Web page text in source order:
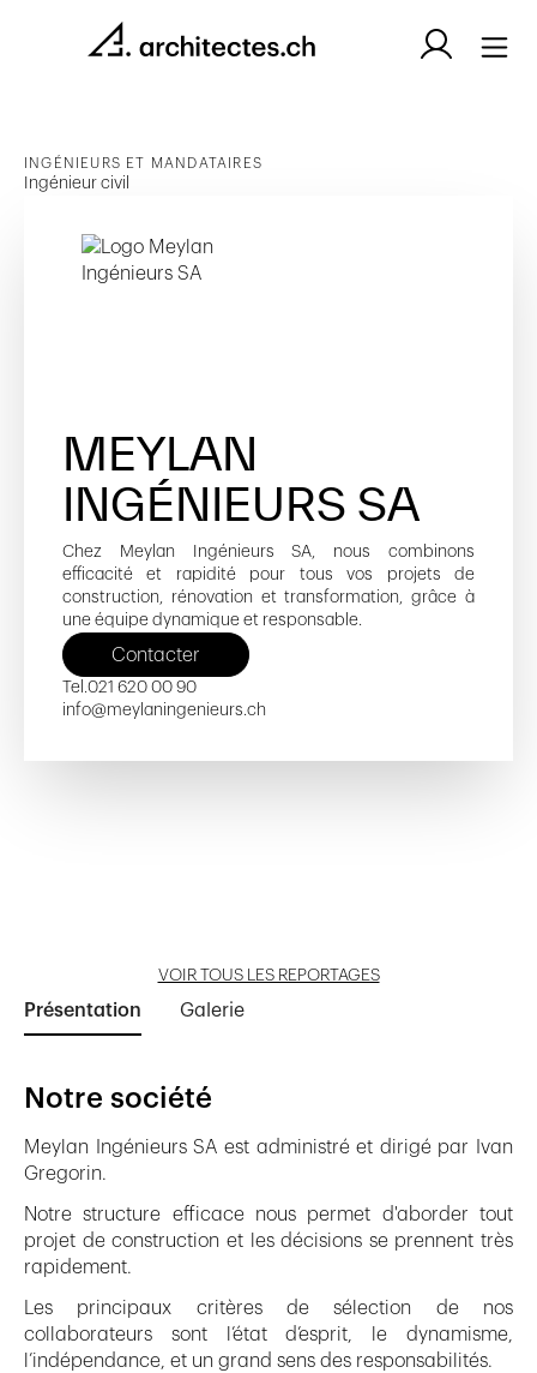
INGÉNIEURS ET MANDATAIRES
Ingénieur civil
MEYLAN
INGÉNIEURS SA
Chez Meylan Ingénieurs SA, nous combinons
efficacité et rapidité pour tous vos projets de
construction, rénovation et transformation, grâce à
une équipe dynamique et responsable.
Contacter
Tel.021 620 00 90
info@meylaningenieurs.ch
VOIR TOUS LES REPORTAGES
Présentation Galerie
Notre société
Meylan Ingénieurs SA est administré et dirigé par Ivan
Gregorin.
Notre structure efficace nous permet d'aborder tout
projet de construction et les décisions se prennent très
rapidement.
Les principaux critères de sélection de nos
collaborateurs sont l’état d’esprit, le dynamisme,
l’indépendance, et un grand sens des responsabilités.